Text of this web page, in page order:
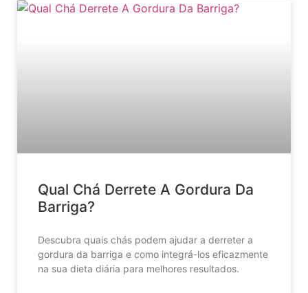
Qual Chá Derrete A Gordura Da
Barriga?
Descubra quais chás podem ajudar a derreter a
gordura da barriga e como integrá-los eficazmente
na sua dieta diária para melhores resultados.